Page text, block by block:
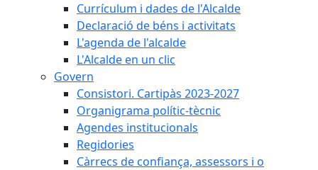
Currículum i dades de l'Alcalde
Declaració de béns i activitats
L'agenda de l'alcalde
L'Alcalde en un clic
Govern
Consistori. Cartipàs 2023-2027
Organigrama polític-tècnic
Agendes institucionals
Regidories
Càrrecs de confiança, assessors i o